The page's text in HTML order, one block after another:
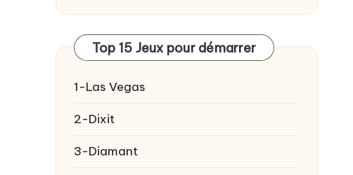
Top 15 Jeux pour démarrer
1-Las Vegas
2-Dixit
3-Diamant